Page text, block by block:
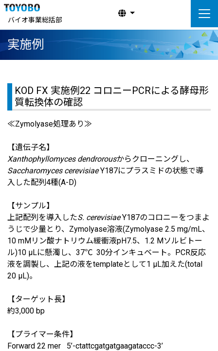
バイオ事業総括部
実施例
KOD FX 実施例22 コロニーPCRによる酵母形
質転換体の確認
≪Zymolyase処理あり≫
【遺伝子名】
Xanthophyllomyces dendrorousからクローニングし、
Saccharomyces cerevisiaeY187にプラスミドの状態で導
入した配列4種(A-D)
【サンプル】
上記配列を導入したS. cerevisiaeY187のコロニーをつまよ
うじで少量とり、Zymolyase溶液(Zymolyase 2.5 mg/mL、
10 mMリン酸ナトリウム緩衝液pH7.5、1.2 Mソルビトー
ル)10 μLに懸濁し、37℃ 30分インキュベート。PCR反応
液を調製し、上記の液をtemplateとして1 μL加えた(total
20 μL)。
【ターゲット長】
約3,000 bp
【プライマー条件】
Forward 22 mer 5’-ctattcgatgatgaagataccc-3’